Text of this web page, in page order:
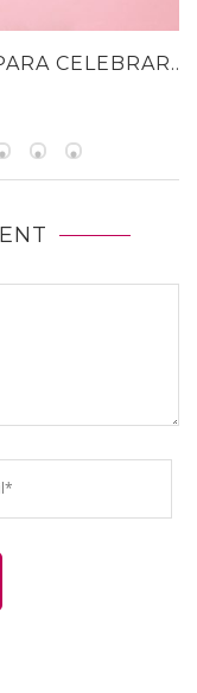
CELEBRAR...